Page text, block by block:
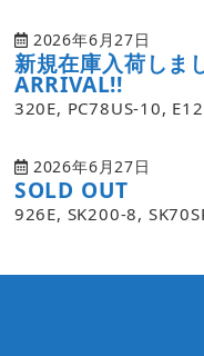
2026年6月27日
新規在庫入荷しま
ARRIVAL!!
320E, PC78US-10,
2026年6月27日
SOLD OUT
926E, SK200-8,